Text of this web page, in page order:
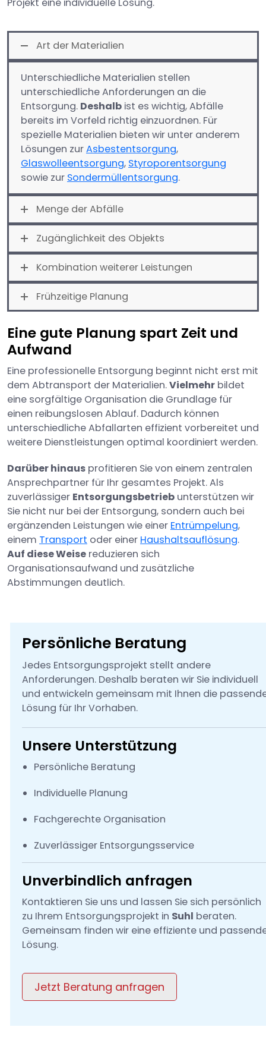
Art der Materialien
Unterschiedliche Materialien stellen
unterschiedliche Anforderungen an die
Entsorgung. Deshalb ist es wichtig, Abfälle
bereits im Vorfeld richtig einzuordnen. Für
spezielle Materialien bieten wir unter anderem
Lösungen zurAsbestentsorgung,
Glaswolleentsorgung, Styroporentsorgung
sowie zur Sondermüllentsorgung.
Menge der Abfälle
Zugänglichkeit des Objekts
Kombination weiterer Leistungen
Frühzeitige Planung
Eine gute Planung spart Zeit und
Aufwand
Eine professionelle Entsorgung beginnt nicht erst mit
dem Abtransport der Materialien.Vielmehr bildet
eine sorgfältige Organisation die Grundlage für
einen reibungslosen Ablauf. Dadurch können
unterschiedliche Abfallarten effizient vorbereitet und
weitere Dienstleistungen optimal koordiniert werden.
Darüber hinaus profitieren Sie von einem zentralen
Ansprechpartner für Ihr gesamtes Projekt. Als
zuverlässiger Entsorgungsbetrieb unterstützen wir
Sie nicht nur bei der Entsorgung, sondern auch bei
ergänzenden Leistungen wie einer Entrümpelung,
einem Transport oder einer Haushaltsauflösung.
Auf diese Weise reduzieren sich
Organisationsaufwand und zusätzliche
Abstimmungen deutlich.
Persönliche Beratung
Jedes Entsorgungsprojekt stellt andere
Anforderungen. Deshalb beraten wir Sie individuell
und entwickeln gemeinsam mit Ihnen die
Lösung für Ihr Vorhaben.
Unsere Unterstützung
Persönliche Beratung
Individuelle Planung
Fachgerechte Organisation
Zuverlässiger Entsorgungsservice
Unverbindlich anfragen
Kontaktieren Sie uns und lassen Sie sich persönlich
zu Ihrem Entsorgungsprojekt in Suhl beraten.
Gemeinsam finden wir eine effiziente und
Lösung.
Jetzt Beratung anfragen